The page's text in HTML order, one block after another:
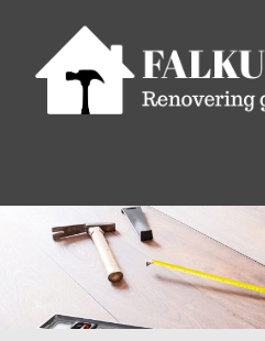
innehållBygg